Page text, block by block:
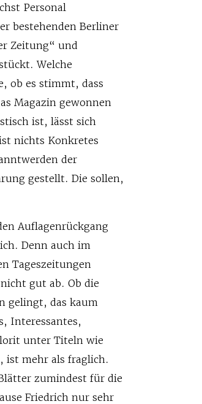
Personal
bestehenden Berliner
Zeitung“ und
Welche
ob es stimmt, dass
Magazin gewonnen
ist, lässt sich
nichts Konkretes
der
gestellt. Die sollen,
Auflagenrückgang
Denn auch im
Tageszeitungen
gut ab. Ob die
gelingt, das kaum
Interessantes,
unter Titeln wie
ist mehr als fraglich.
zumindest für die
Friedrich nur sehr